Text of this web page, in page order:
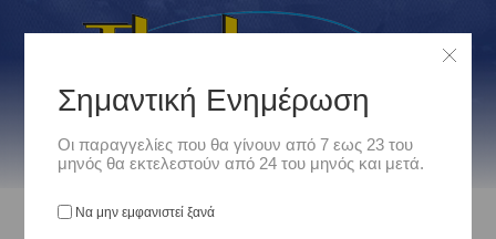
Σημαντική Ενημέρωση
Οι παραγγελίες που θα γίνουν από 7 εως 23 του
μηνός θα εκτελεστούν από 24 του μηνός και μετά.
Να μην εμφανιστεί ξανά